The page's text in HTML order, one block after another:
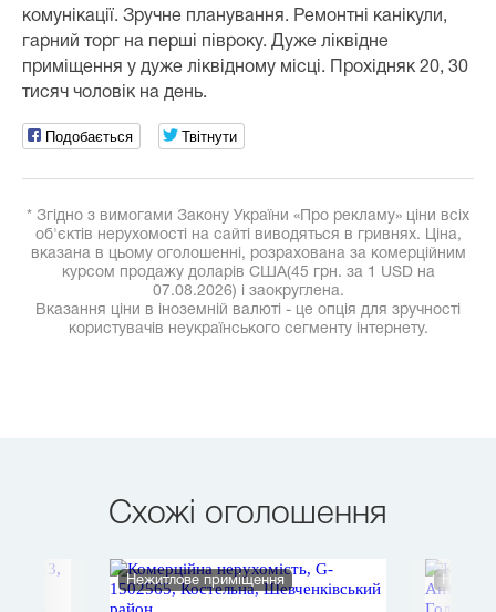
комунікації. Зручне планування. Ремонтні канікули,
гарний торг на перші півроку. Дуже ліквідне
приміщення у дуже ліквідному місці. Прохідняк 20, 30
тисяч чоловік на день.
Подобається Твітнути
* Згідно з вимогами Закону України «Про рекламу» ціни всіх
об'єктів нерухомості на сайті виводяться в гривнях. Ціна,
вказана в цьому оголошенні, розрахована за комерційним
курсом продажу доларів США(45 грн. за 1 USD на
07.08.2026) і заокруглена.
Вказання ціни в іноземній валюті - це опція для зручності
користувачів неукраїнського сегменту інтернету.
Схожі оголошення
Нежитлове приміщення